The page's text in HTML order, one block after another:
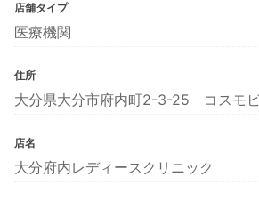
店舗タイプ
医療機関
住所
大分県大分市府内町2-3-25 コスモ
店名
大分府内レディースクリニック